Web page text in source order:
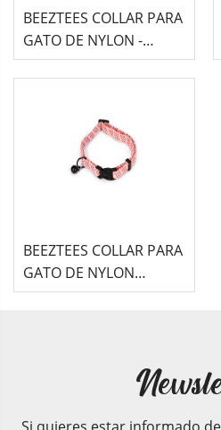
BEEZTEES COLLAR PARA
GATO DE NYLON -
VERDE MENTA-
BEEZTEES COLLAR PARA
GATO DE NYLON
ESTAMPADO - ROSA -